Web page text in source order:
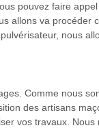
pouvez faire
allons va procéder
nous
Comme nous
des artisans
vos travaux. Nous